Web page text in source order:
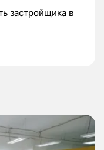
застройщика в